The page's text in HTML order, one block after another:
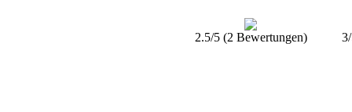
2.5/5 (2 Bewertungen)